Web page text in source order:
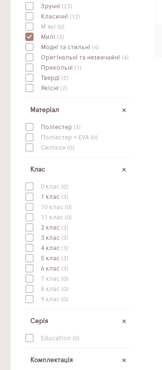
Зручні (23)
Класичні (12)
М'які (0)
Милі (3)
Модні та стильні (4)
Оригінальні та незвичайні (4)
Прикольні (1)
Тверді (5)
Якісні (2)
Матеріал
Поліестер (3)
Поліестер + EVA (0)
Силікон (0)
Клас
0 клас (0)
1 клас (3)
10 клас (0)
11 клас (0)
2 клас (3)
3 клас (3)
4 клас (3)
5 клас (3)
6 клас (3)
7 клас (0)
8 клас (0)
9 клас (0)
Серія
Education (0)
Комплектація